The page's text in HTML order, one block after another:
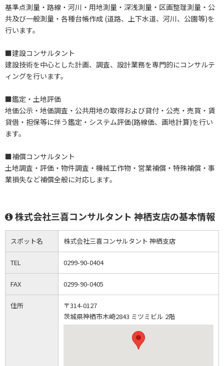
基準点測量・路線・河川・用地測量・深浅測量・区画整理測量・公
共及び一般測量・各種台帳作成 (道路、上下水道、河川、公園等)を
行います。
■建設コンサルタント
建設技術を中心とした計画、調査、設計業務を専門的にコンサルテ
ィングを行います。
■鑑定・土地評価
地価公示・地価調査・公共用地の取得および貸付・公売・売買・賃
貸借・担保等に伴う鑑定・システム評価(路線価、画地計算)を行い
ます。
■補償コンサルタント
土地調査・評価・物件調査・機械工作物・営業補償・特殊補償・事
業損失など補償全般に対応します。
株式会社三喜コンサルタント 神栖支店の基本情報
スポット名 株式会社三喜コンサルタント 神栖支店
TEL 0299-90-0404
FAX 0299-90-0405
住所
〒314-0127
茨城県神栖市木崎2843 ミツミビル 2階